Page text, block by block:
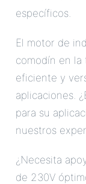
específicos.
El motor de
comodín en la
eficiente y
aplicaciones.
para su
nuestros
¿Necesita
de 230V